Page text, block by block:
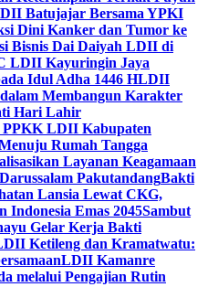
Batujajar Bersama YPKI
Dini Kanker dan Tumor ke
Bisnis Dai Daiyah LDII di
LDII Kayuringin Jaya
Idul Adha 1446 HLDII
Membangun Karakter
Hari Lahir
LDII Kabupaten
Rumah Tangga
Layanan Keagamaan
PakutandangBakti
Lansia Lewat CKG,
Indonesia Emas 2045Sambut
Gelar Kerja Bakti
Ketileng dan Kramatwatu:
LDII Kamanre
melalui Pengajian Rutin